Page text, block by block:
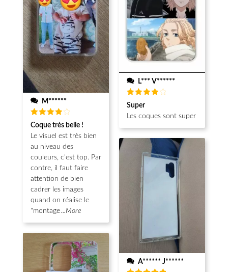
M******
Note4
sur 5
Coque très belle !
Le visuel est très bien
au niveau des
couleurs, c'est top. Par
contre, il faut faire
attention de bien
cadrer les images
quand on réalise le
"montage...More
L*** V******
Note
sur 5
Super
Les coques sont super
A****** J******